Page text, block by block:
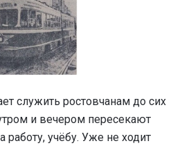
служить ростовчанам до сих
и вечером пересекают
работу, учёбу. Уже не ходит